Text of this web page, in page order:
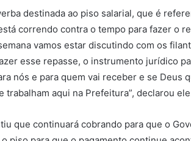
destinada ao piso salarial, que é
correndo contra o tempo para fazer o
vamos estar discutindo com os
esse repasse, o instrumento jurídico
nós e para quem vai receber e se Deus
trabalham aqui na Prefeitura”, declarou
que continuará cobrando para que o